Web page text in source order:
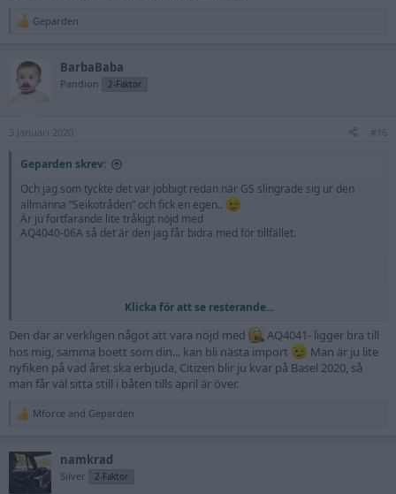
R
c
t
s
Geparden
BarbaBaba
Pandion 2-Faktor
3 Januari 2020 #16
Geparden skrev:
Och jag som tyckte det var jobbigt redan när GS slingrade sig ur den
allmänna ”Seikotråden” och fick en egen..
Är ju fortfarande lite tråkigt nöjd med
AQ4040-06A så det är den jag får bidra med för tillfället.
Klicka för att se resterande...
Den där är verkligen något att vara nöjd med
AQ4041- ligger bra till
hos mig, samma boett som din... kan bli nästa import
Man är ju lite
nyfiken på vad året ska erbjuda, Citizen blir ju kvar på Basel 2020, så
man får väl sitta still i båten tills april är över.
R
c
t
Mforce and Geparden
namkrad
Silver 2-Faktor